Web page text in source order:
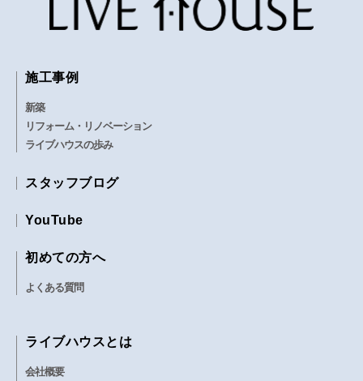
施工事例
新築
リフォーム・リノベーション
ライブハウスの歩み
スタッフブログ
YouTube
初めての方へ
よくある質問
ライブハウスとは
会社概要